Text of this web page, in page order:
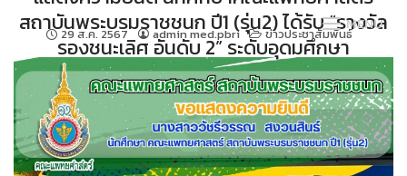
content
MENU
สถาบันพระบรมราชชนก ปี1 (รุ่น2) ได้รับ “รางวัล
รองชนะเลิศ อันดับ 2” ระดับอุดมศึกษา
29 ส.ค. 2567 admin med.pbri ข่าวประชาสัมพันธ์